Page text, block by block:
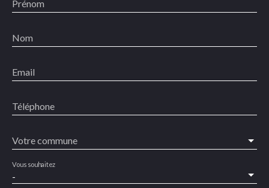
Prénom
Nom
Email
Téléphone
Votre commune
-
Vous souhaitez